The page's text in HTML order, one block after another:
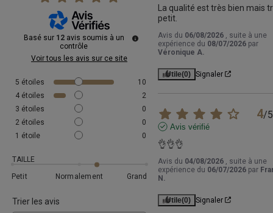
Basé sur 12 avis soumis à un
contrôle
Voir tous les avis sur ce site
5 étoiles
10
4 étoiles
2
3 étoiles
0
2 étoiles
0
1 étoile 0
TAILLE
Petit
Normalement Grand
Trier les avis
La qualité est très bien mais
petit.
Avis du 06/08/2026
, suite à une
expérience du 08/07/2026 par
Véronique A.
Utile(0) Signaler
4/5
Avis vérifié
👌👌👌
Avis du 04/08/2026
, suite à une
expérience du 06/07/2026 par
N.
Utile(0) Signaler